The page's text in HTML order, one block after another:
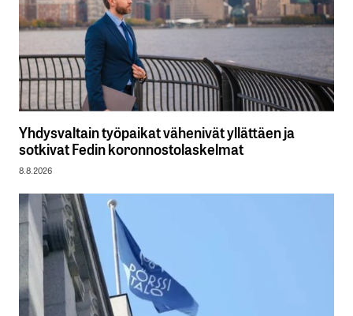
Yhdysvaltain työpaikat vähenivät yllättäen ja
sotkivat Fedin koronnostolaskelmat
8.8.2026